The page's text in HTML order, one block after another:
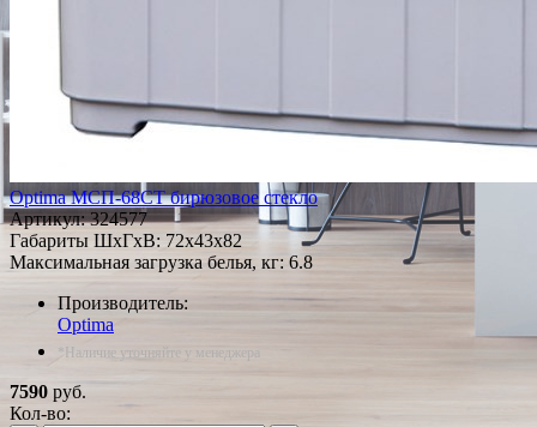
Optima МСП-68СТ бирюзовое стекло
Артикул:324577
Габариты ШxГxВ: 72x43x82
Максимальная загрузка белья, кг: 6.8
Производитель:
Optima
*Наличие уточняйте у менеджера
7590 руб.
Кол-во: